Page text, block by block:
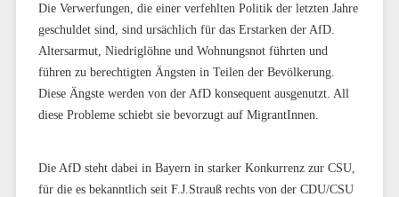
Die Verwerfungen, die einer verfehlten Politik der letzten Jahre
geschuldet sind, sind ursächlich für das Erstarken der AfD.
Altersarmut, Niedriglöhne und Wohnungsnot führten und
führen zu berechtigten Ängsten in Teilen der Bevölkerung.
Diese Ängste werden von der AfD konsequent ausgenutzt. All
diese Probleme schiebt sie bevorzugt auf MigrantInnen.
Die AfD steht dabei in Bayern in starker Konkurrenz zur CSU,
für die es bekanntlich seit F.J.Strauß rechts von der CDU/CSU